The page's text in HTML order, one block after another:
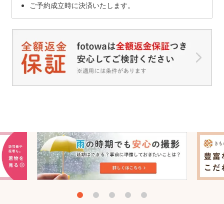
ご予約成立時に決済いたします。